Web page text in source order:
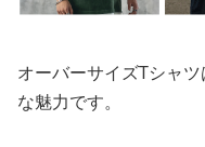
オーバーサイズTシャ
な魅力です。